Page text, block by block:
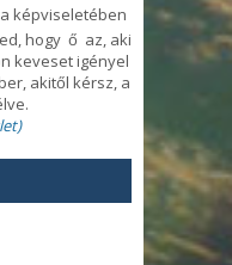
képviseletében
hogy ő az, aki
keveset igényel
akitől kérsz, a